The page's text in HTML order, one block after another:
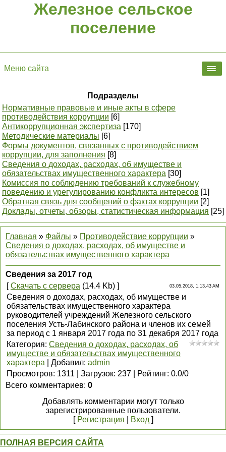
Железное сельское
поселение
Меню сайта
Подразделы
Нормативные правовые и иные акты в сфере
противодействия коррупции [6]
Антикоррупционная экспертиза [170]
Методические материалы [6]
Формы документов, связанных с противодействием
коррупции, для заполнения [8]
Сведения о доходах, расходах, об имуществе и
обязательствах имущественного характера [30]
Комиссия по соблюдению требований к служебному
поведению и урегулированию конфликта интересов [1]
Обратная связь для сообщений о фактах коррупции [2]
Доклады, отчеты, обзоры, статистическая информация [25]
Главная » Файлы » Противодействие коррупции »
Сведения о доходах, расходах, об имуществе и
обязательствах имущественного характера
Сведения за 2017 год
[Скачать с сервера (14.4 Kb) ] 03.05.2018, 1.13.43 AM
Сведения о доходах, расходах, об имуществе и
обязательствах имущественного характера
руководителей учреждений Железного сельского
поселения Усть-Лабинского района и членов их семей
за период с 1 января 2017 года по 31 декабря 2017 года
Категория: Сведения о доходах, расходах, об
имуществе и обязательствах имущественного
характера
Добавил: admin
Просмотров: 1311 Загрузок: 237 Рейтинг: 0.0/0
Всего комментариев: 0
Добавлять комментарии могут только
зарегистрированные пользователи.
[ Регистрация Вход ]
ПОЛНАЯ ВЕРСИЯ САЙТА